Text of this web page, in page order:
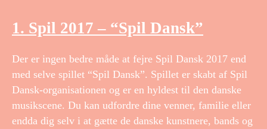
1. Spil 2017 – “Spil Dansk”
Der er ingen bedre måde at fejre Spil Dansk 2017 end
med selve spillet “Spil Dansk”. Spillet er skabt af Spil
Dansk-organisationen og er en hyldest til den danske
musikscene. Du kan udfordre dine venner, familie eller
endda dig selv i at gætte de danske kunstnere, bands og